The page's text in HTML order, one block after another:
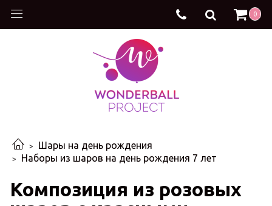
0
Шары на день рождения
Наборы из шаров на день рождения 7 лет
Композиция из розовых